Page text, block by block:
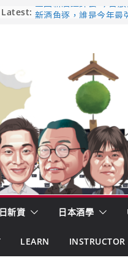
Latest: 全国新酒鑑評会 今日
市場！梅乃宿上市背後
龜之井酒造：口說上
吟釀的堅持與傳承 ～
日本酒類地理標示
新資 日本酒學
LEARN